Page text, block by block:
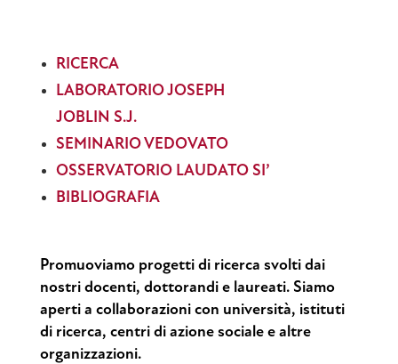
RICERCA
LABORATORIO JOSEPH
JOBLIN S.J.
SEMINARIO VEDOVATO
OSSERVATORIO LAUDATO SI’
BIBLIOGRAFIA
Promuoviamo progetti di ricerca svolti dai
nostri docenti, dottorandi e laureati. Siamo
aperti a collaborazioni con università, istituti
di ricerca, centri di azione sociale e altre
organizzazioni.